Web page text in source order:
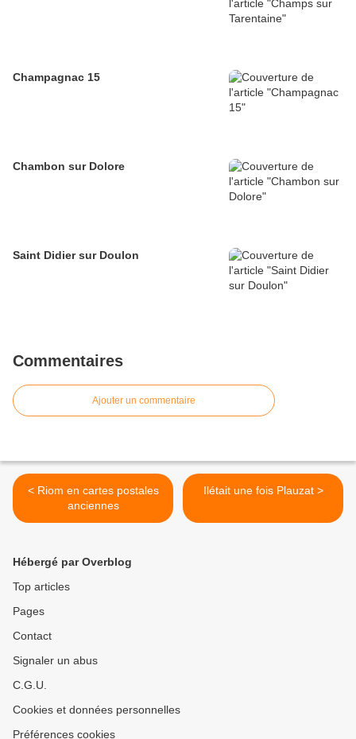
Champagnac 15
Chambon sur Dolore
Saint Didier sur Doulon
Commentaires
Ajouter un commentaire
< Riom en cartes postales
anciennes
Ilétait une fois Plauzat >
Hébergé par Overblog
Top articles
Pages
Contact
Signaler un abus
C.G.U.
Cookies et données personnelles
Préférences cookies